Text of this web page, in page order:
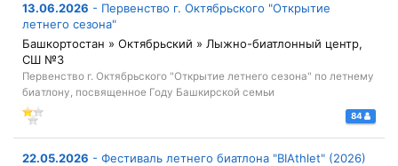
13.06.2026 - Первенство г. Октябрьского "Открытие
летнего сезона"
Башкортостан » Октябрьский » Лыжно-биатлонный центр,
СШ №3
Первенство г. Октябрьского "Открытие летнего сезона" по летнему
биатлону, посвященное Году Башкирской семьи
84
22.05.2026 - Фестиваль летнего биатлона "BIAthlet" (2026)